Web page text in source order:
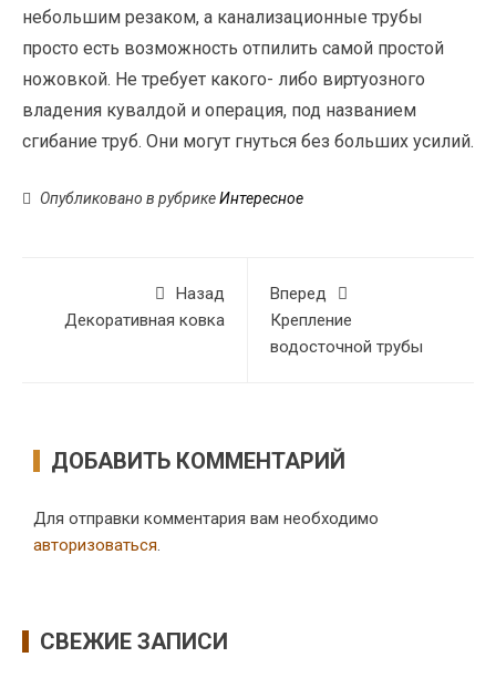
небольшим резаком, а канализационные трубы
просто есть возможность отпилить самой простой
ножовкой. Не требует какого- либо виртуозного
владения кувалдой и операция, под названием
сгибание труб. Они могут гнуться без больших усилий.
Опубликовано в рубрикеИнтересное
Назад
Декоративная ковка
Вперед
Крепление
водосточной трубы
ДОБАВИТЬ КОММЕНТАРИЙ
Для отправки комментария вам необходимо
авторизоваться.
СВЕЖИЕ ЗАПИСИ